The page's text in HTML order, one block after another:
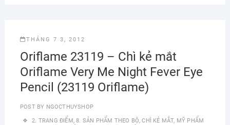
THÁNG 7 3, 2012
Oriflame 23119 – Chì kẻ mắt
Oriflame Very Me Night Fever Eye
Pencil (23119 Oriflame)
POST BY NGOCTHUYSHOP
2. TRANG ĐIỂM,8. SẢN PHẨM THEO BỘ,CHÌ KẺ MẮT, MỸ PHẨM